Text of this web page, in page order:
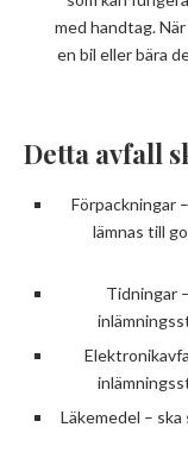
med handtag.
en bil eller bära
Detta avfall
Förpackningar
lämnas till
Tidningar
Läkemedel –